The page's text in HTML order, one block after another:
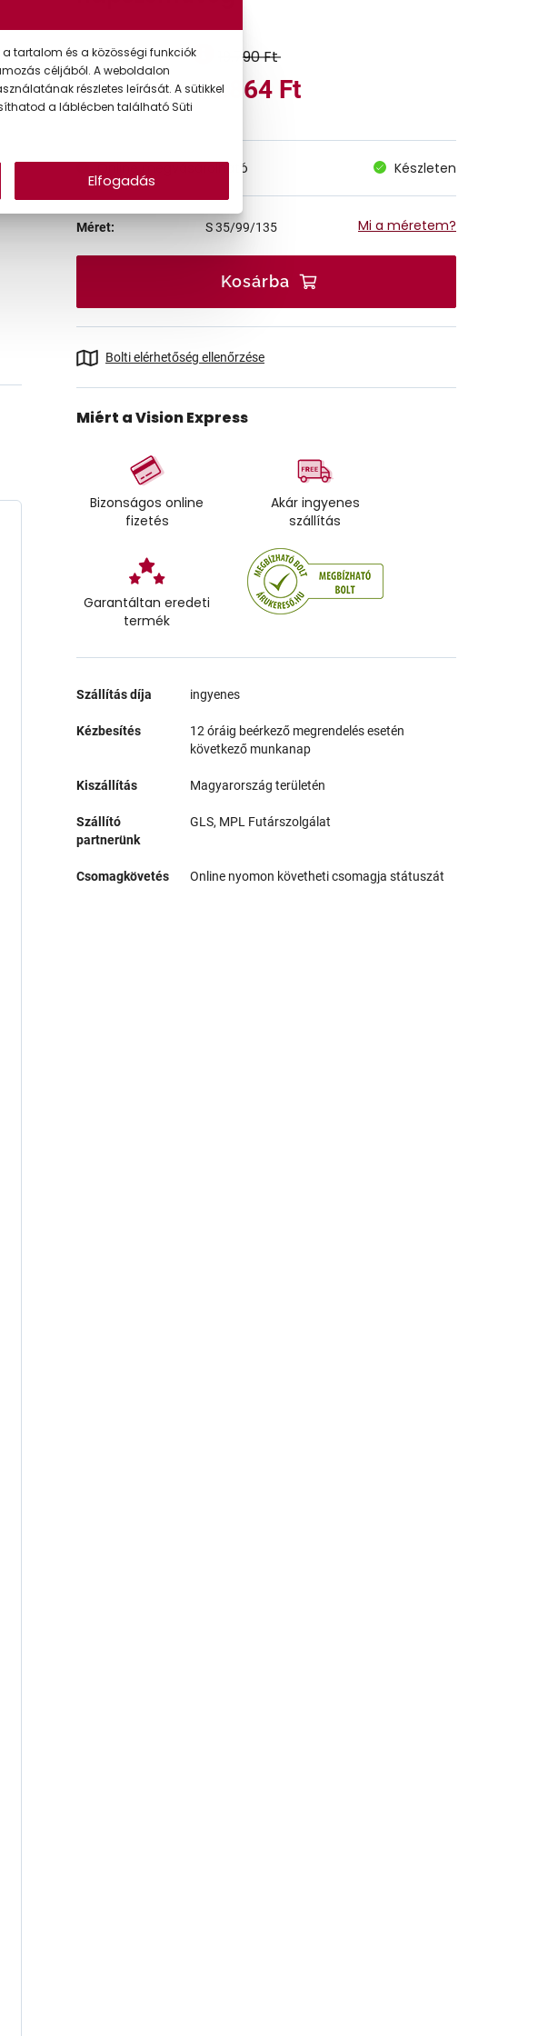
Korábbi ár: 19.790 Ft
Akciós ár: 12.864 Ft
Online megvásárolható Készleten
Méret: S35/99/135 Mi a méretem?
Kosárba
Bolti elérhetőség ellenőrzése
Miért a Vision Express
Bizonságos online
fizetés
Akár ingyenes
szállítás
Garantáltan eredeti
termék
Szállítás díja ingyenes
Kézbesítés
12 óráig beérkező megrendelés esetén
következő munkanap
Kiszállítás Magyarország területén
Szállító
partnerünk
GLS, MPL Futárszolgálat
Csomagkövetés Online nyomon követheti csomagja státuszát
tartalom és a közösségi funkciók
céljából. A weboldalon
részletes leírását. A sütikkel
a láblécben található Süti
Elfogadás